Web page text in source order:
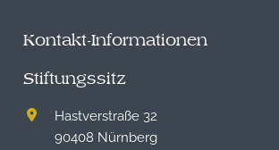
Kontakt-Informationen
Stiftungssitz
Hastverstraße 32
90408 Nürnberg